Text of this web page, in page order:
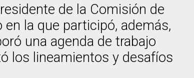
de la Comisión de
la que participó, además,
una agenda de trabajo
los lineamientos y desafíos